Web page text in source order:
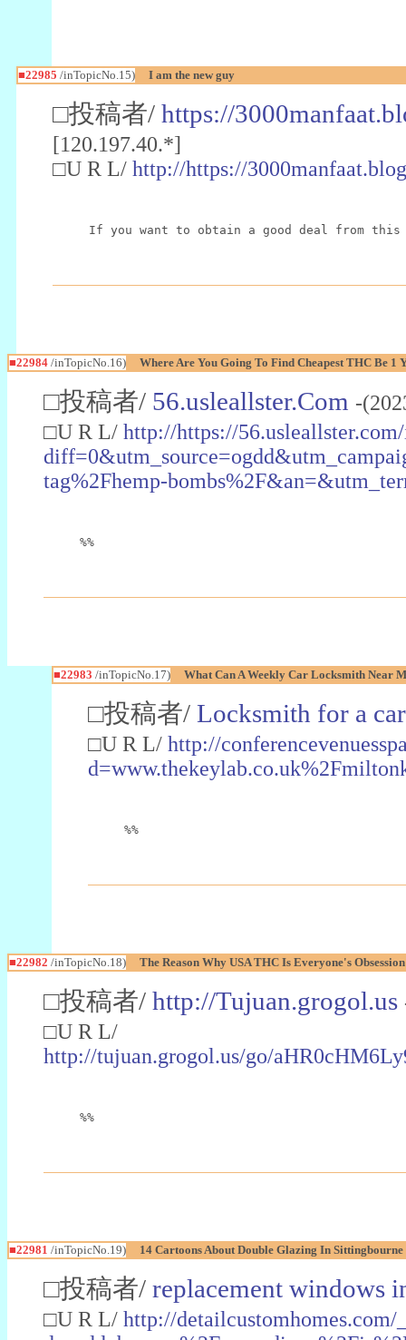
■22985 /inTopicNo.15) I am the new guy
□投稿者/ https://
[120.197.40.*]
□U R L/ http://https://
If you want to obtain a good deal from this
■22984 /inTopicNo.16) Where Are You Going To Find Cheapest THC Be 1
□投稿者/ 56.usleallster.Com -
□U R L/ http://https://
tag%2Fhemp-
%%
■22983 /inTopicNo.17) What Can A Weekly Car Locksmith Near
□投稿者/ Locksmith for a car
□U R L/ http://
%%
■22982 /inTopicNo.18) The Reason Why USA THC Is Everyone's
□投稿者/ http://Tujuan.grogol.us
□U R L/
http://tujuan.grogol.us/go/
%%
■22981 /inTopicNo.19) 14 Cartoons About Double Glazing In
□投稿者/ replacement windows
□U R L/ http://detailcustomhomes.com/